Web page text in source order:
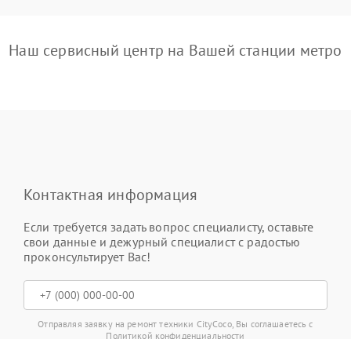
Наш сервисный центр на Вашей станции метро
Контактная информация
Если требуется задать вопрос специалисту, оставьте
свои данные и дежурный специалист с радостью
проконсультирует Вас!
Отправляя заявку на ремонт техники CityCoco, Вы соглашаетесь с
Политикой конфиденциальности